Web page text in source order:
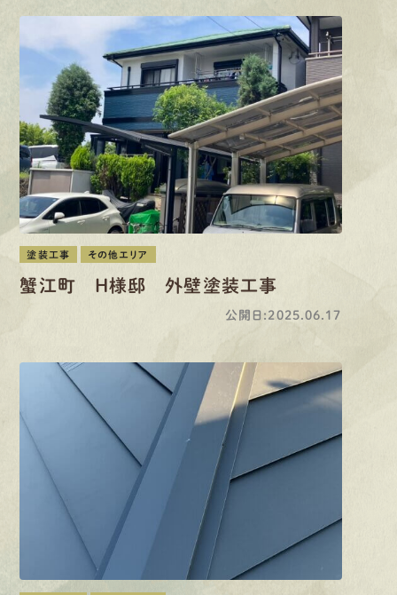
塗装工事 その他エリア
蟹江町 H様邸 外壁塗装工事
公開日:2025.06.17